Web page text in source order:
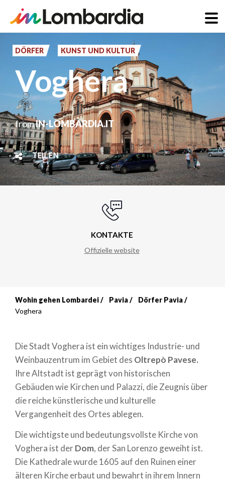
zumDÖRFER KUNST UND KULTUR
Voghera
fromIN-LOMBARDIA.IT
TEILEN
KONTAKTE
Offizielle website
Breadcrumb
Wohin gehen Lombardei Pavia
Dörfer Pavia
Voghera
Die Stadt Voghera ist ein wichtiges Industrie- und
Weinbauzentrum im Gebiet des Oltrepò Pavese.
Ihre Altstadt ist geprägt von historischen
Gebäuden wie Kirchen und Palazzi, die Zeugnis über
die reiche künstlerische und kulturelle
Vergangenheit des Ortes ablegen.
Die wichtigste und bedeutungsvollste Kirche von
Voghera ist derDom, der San Lorenzo geweiht ist.
Die Kathedrale wurde 1605 auf den Ruinen einer
älteren Kirche erbaut und bewahrt in ihrem Innern